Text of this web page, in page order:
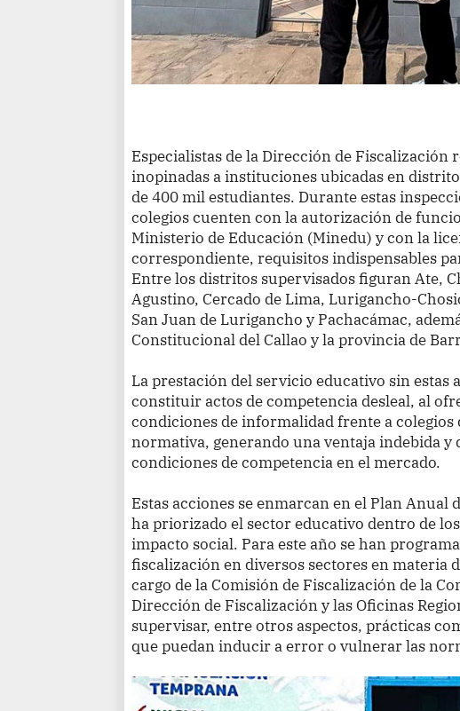
Especialistas de la Dirección de Fiscalización
inopinadas a instituciones ubicadas en
de 400 mil estudiantes. Durante estas
colegios cuenten con la autorización de
Ministerio de Educación (Minedu) y con la
correspondiente, requisitos indispensables
Entre los distritos supervisados figuran Ate,
Agustino, Cercado de Lima, Lurigancho-
San Juan de Lurigancho y Pachacámac,
Constitucional del Callao y la provincia de
La prestación del servicio educativo sin estas
constituir actos de competencia desleal, al
condiciones de informalidad frente a colegios
normativa, generando una ventaja indebida y
condiciones de competencia en el mercado.
Estas acciones se enmarcan en el Plan Anual
ha priorizado el sector educativo dentro de
impacto social. Para este año se han
fiscalización en diversos sectores en materia
cargo de la Comisión de Fiscalización de la
Dirección de Fiscalización y las Oficinas
supervisar, entre otros aspectos, prácticas
que puedan inducir a error o vulnerar las